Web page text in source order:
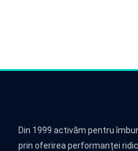
Din 1999 activăm pentru
prin oferirea performanței